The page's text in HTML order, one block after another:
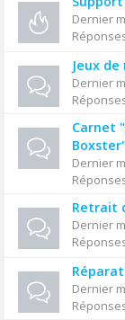
Dernier
Jeux
Dernier
Carnet
Dernier
Retrait
Dernier
Dernier